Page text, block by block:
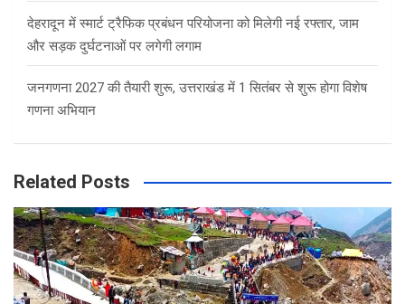
देहरादून में स्मार्ट ट्रैफिक प्रबंधन परियोजना को मिलेगी नई रफ्तार, जाम
और सड़क दुर्घटनाओं पर लगेगी लगाम
जनगणना 2027 की तैयारी शुरू, उत्तराखंड में 1 सितंबर से शुरू होगा विशेष
गणना अभियान
Related Posts